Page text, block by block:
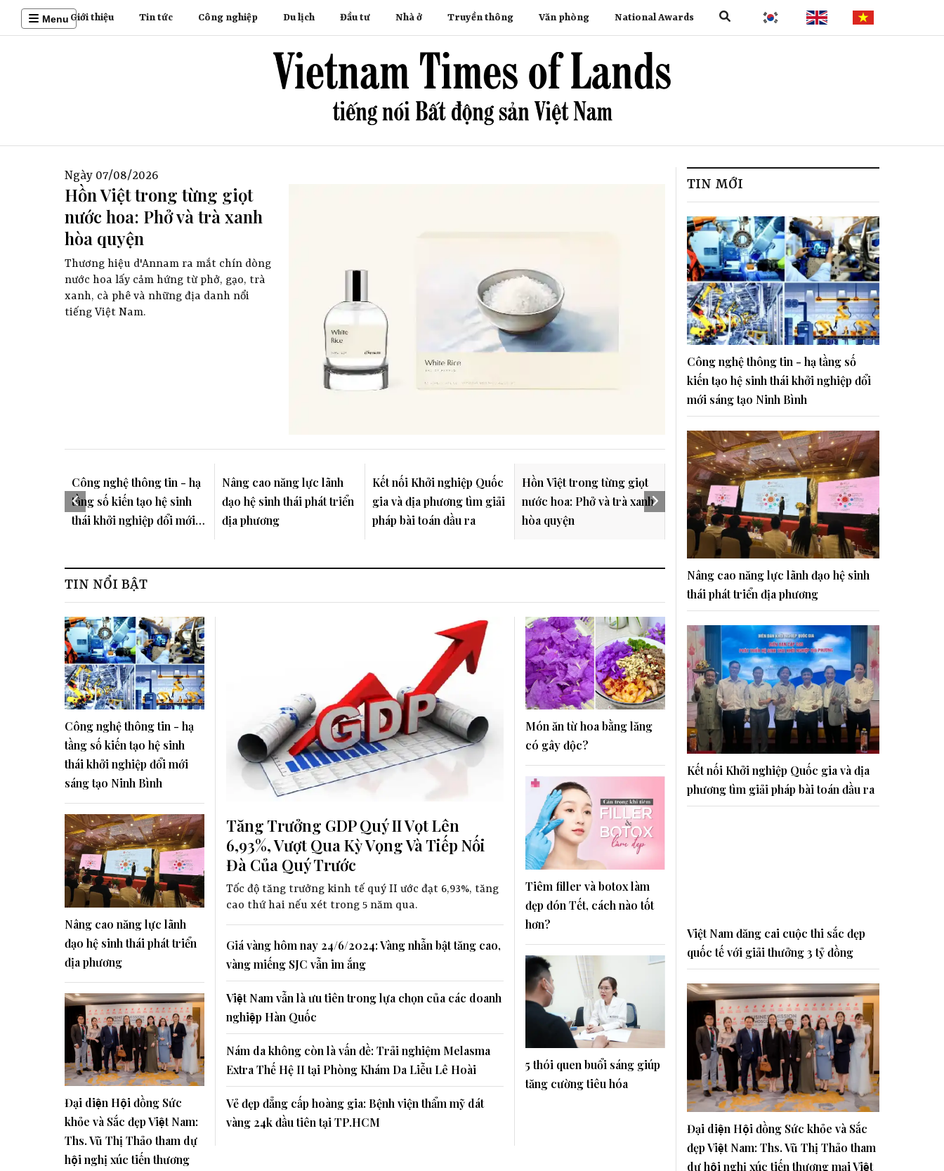
Menu Giới thiệu Tin tức Công nghiệp Du lịch Đầu tư Nhà ở Truyền thông Văn phòng National Awards
Ngày 07/08/2026
Hồn Việt trong từng giọt
nước hoa: Phở và trà xanh
hòa quyện
Thương hiệu d'Annam ra mắt chín dòng
nước hoa lấy cảm hứng từ phở, gạo, trà
xanh, cà phê và những địa danh nổi
tiếng Việt Nam.
Công nghệ thông tin - hạ
tầng số kiến tạo hệ sinh
thái khởi nghiệp đổi mới
Nâng cao năng lực lãnh
đạo hệ sinh thái phát triển
địa phương
Kết nối Khởi nghiệp Quốc
gia và địa phương tìm giải
pháp bài toán đầu ra
Hồn Việt trong từng giọt
nước hoa: Phở và trà xanh
hòa quyện
TIN NỔI BẬT
Công nghệ thông tin - hạ
tầng số kiến tạo hệ sinh
thái khởi nghiệp đổi mới
sáng tạo Ninh Bình
Nâng cao năng lực lãnh
đạo hệ sinh thái phát triển
địa phương
Đại diện Hội đồng Sức
khỏe và Sắc đẹp Việt Nam:
Ths. Vũ Thị Thảo tham dự
hội nghị xúc tiến thương
Tăng Trưởng GDP Quý II Vọt Lên
6,93%, Vượt Qua Kỳ Vọng Và Tiếp Nối
Đà Của Quý Trước
Tốc độ tăng trưởng kinh tế quý II ước đạt 6,93%, tăng
cao thứ hai nếu xét trong 5 năm qua.
Giá vàng hôm nay 24/6/2024: Vàng nhẫn bật tăng cao,
vàng miếng SJC vẫn im ắng
Việt Nam vẫn là ưu tiên trong lựa chọn của các doanh
nghiệp Hàn Quốc
Nám da không còn là vấn đề: Trải nghiệm Melasma
Extra Thế Hệ II tại Phòng Khám Da Liễu Lê Hoài
Vẻ đẹp đẳng cấp hoàng gia: Bệnh viện thẩm mỹ dát
vàng 24k đầu tiên tại TP.HCM
Món ăn từ hoa bằng lăng
có gây độc?
Tiêm filler và botox làm
đẹp đón Tết, cách nào tốt
hơn?
5 thói quen buổi sáng giúp
tăng cường tiêu hóa
TIN MỚI
Công nghệ thông tin - hạ tầng số
kiến tạo hệ sinh thái khởi nghiệp đổi
mới sáng tạo Ninh Bình
Nâng cao năng lực lãnh đạo hệ sinh
thái phát triển địa phương
Kết nối Khởi nghiệp Quốc gia và địa
phương tìm giải pháp bài toán đầu ra
Việt Nam đăng cai cuộc thi sắc đẹp
quốc tế với giải thưởng 3 tỷ đồng
Đại diện Hội đồng Sức khỏe và Sắc
đẹp Việt Nam: Ths. Vũ Thị Thảo tham
dự hội nghị xúc tiến thương mại Việt